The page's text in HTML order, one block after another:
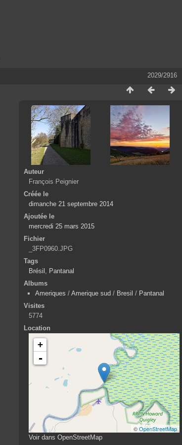
2029/2916
Auteur
François Peignier
Créée le
dimanche 21 septembre 2014
Ajoutée le
mercredi 25 mars 2015
Fichier
_3FP0960.JPG
Tags
Brésil
Pantanal
Albums
Ameriques / Amerique sud / Bresil / Pantanal
Visites
5774
Location
+
-
©OpenStreetMap
Voir dans OpenStreetMap